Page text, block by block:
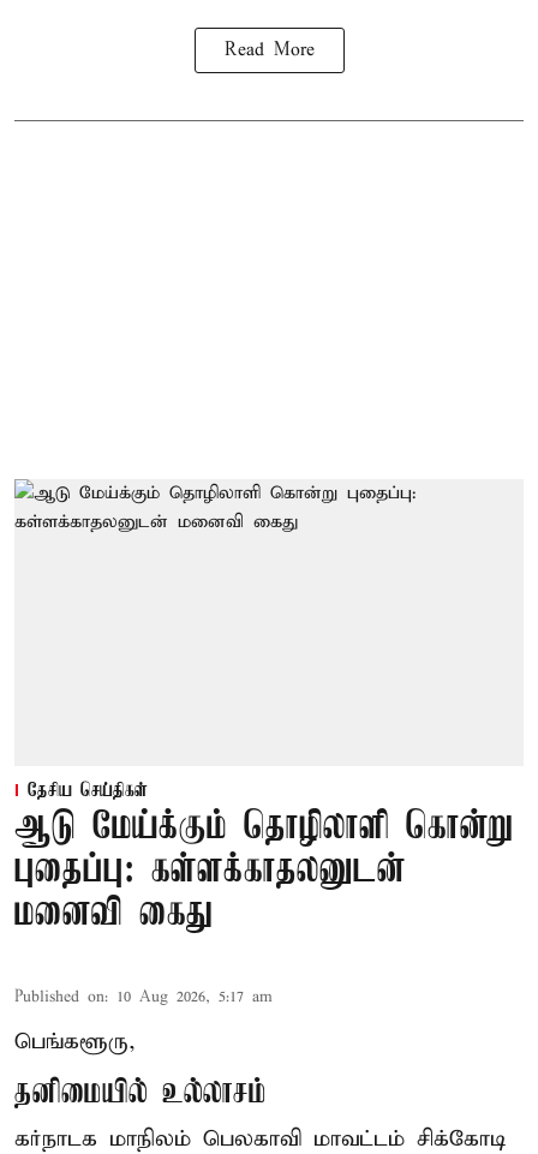
Read More
தேசிய செய்திகள்
ஆடு மேய்க்கும் தொழிலாளி கொன்று
புதைப்பு: கள்ளக்காதலனுடன்
மனைவி கைது
Published on: 10 Aug 2026, 5:17 am
பெங்களூரு,
தனிமையில் உல்லாசம்
கர்நாடக மாநிலம் பெலகாவி மாவட்டம் சிக்கோடி